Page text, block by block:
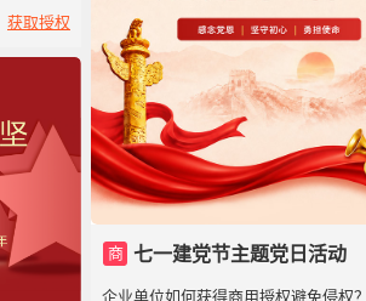
获取授权
商 七一建党节主题党日活动
企业单位如何获得商用授权避免侵权？